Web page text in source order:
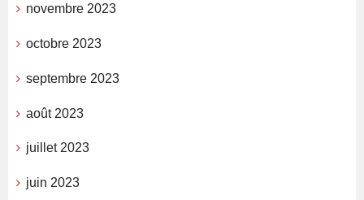
novembre 2023
octobre 2023
septembre 2023
août 2023
juillet 2023
juin 2023